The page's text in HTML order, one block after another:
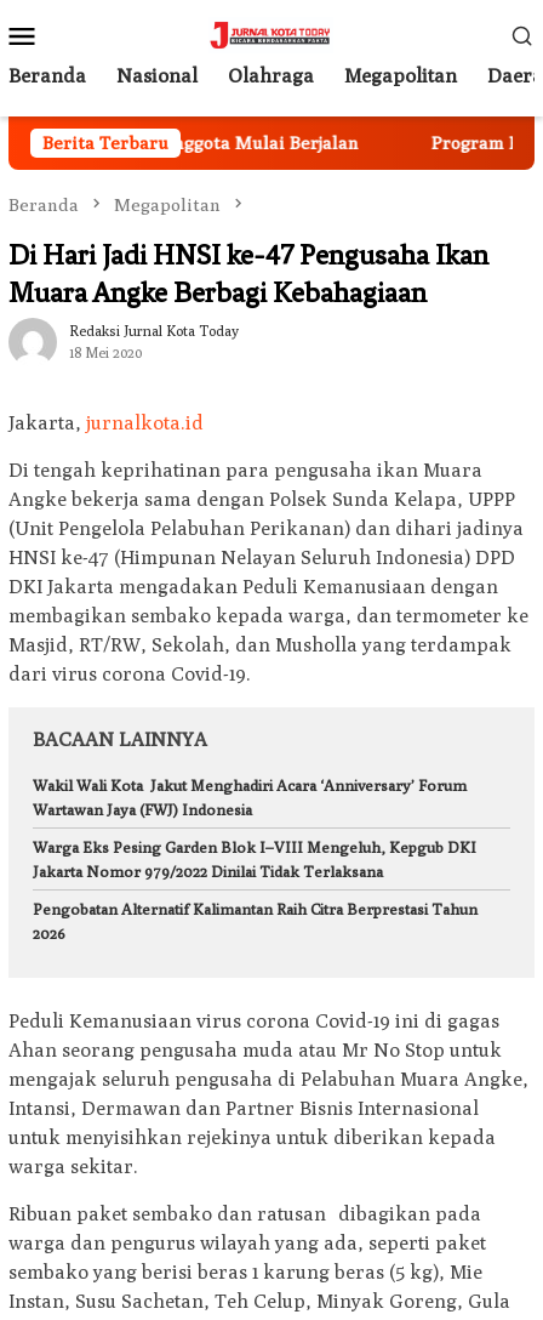
ke
kontenMobile
Beranda Nasional Olahraga Megapolitan
Berita Terbaru
Rekrutmen Anggota Mulai Berjalan Program
Beranda Megapolitan
Di Hari Jadi HNSI ke-47 Pengusaha Ikan
Muara Angke Berbagi Kebahagiaan
Redaksi Jurnal Kota Today
18 Mei 2020
Jakarta, jurnalkota.id
Di tengah keprihatinan para pengusaha ikan Muara
Angke bekerja sama dengan Polsek Sunda Kelapa, UPPP
(Unit Pengelola Pelabuhan Perikanan) dan dihari jadinya
HNSI ke-47 (Himpunan Nelayan Seluruh Indonesia) DPD
DKI Jakarta mengadakan Peduli Kemanusiaan dengan
membagikan sembako kepada warga, dan termometer ke
Masjid, RT/RW, Sekolah, dan Musholla yang terdampak
dari virus corona Covid-19.
BACAAN LAINNYA
Wakil Wali Kota Jakut Menghadiri Acara ‘Anniversary’ Forum
Wartawan Jaya (FWJ) Indonesia
Warga Eks Pesing Garden Blok I–VIII Mengeluh, Kepgub DKI
Jakarta Nomor 979/2022 Dinilai Tidak Terlaksana
Pengobatan Alternatif Kalimantan Raih Citra Berprestasi Tahun
2026
Peduli Kemanusiaan virus corona Covid-19 ini di gagas
Ahan seorang pengusaha muda atau Mr No Stop untuk
mengajak seluruh pengusaha di Pelabuhan Muara Angke,
Intansi, Dermawan dan Partner Bisnis Internasional
untuk menyisihkan rejekinya untuk diberikan kepada
warga sekitar.
Ribuan paket sembako dan ratusan dibagikan pada
warga dan pengurus wilayah yang ada, seperti paket
sembako yang berisi beras 1 karung beras (5 kg), Mie
Instan, Susu Sachetan, Teh Celup, Minyak Goreng, Gula